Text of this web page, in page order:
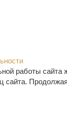
работы сайта